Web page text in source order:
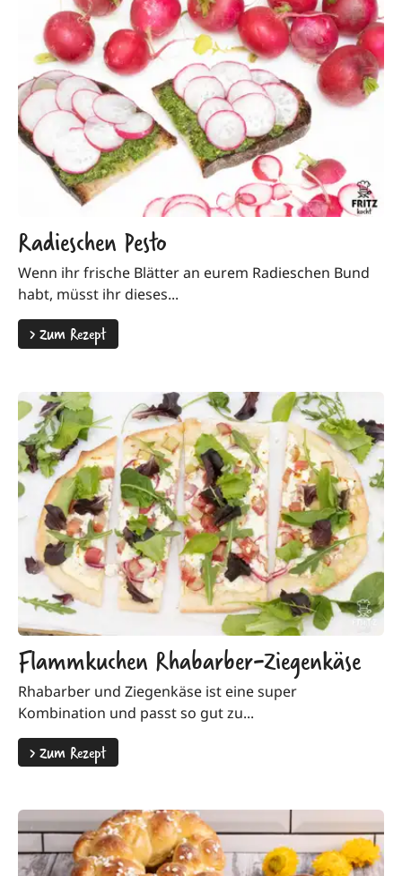
Radieschen Pesto
Wenn ihr frische Blätter an eurem Radieschen Bund
habt, müsst ihr dieses...
>Zum Rezept
Flammkuchen Rhabarber-Ziegenkäse
Rhabarber und Ziegenkäse ist eine super
Kombination und passt so gut zu...
>Zum Rezept